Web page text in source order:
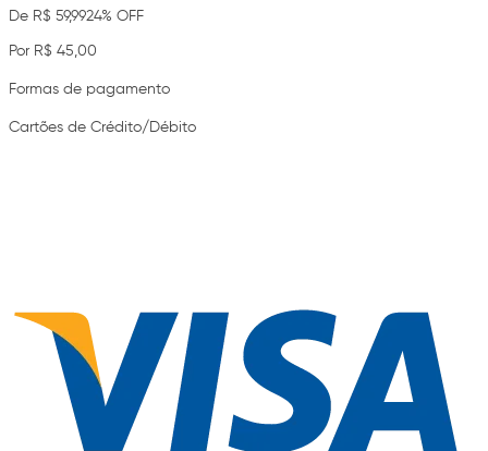
De R$ 59,9924% OFF
Por R$ 45,00
Formas de pagamento
Cartões de Crédito/Débito